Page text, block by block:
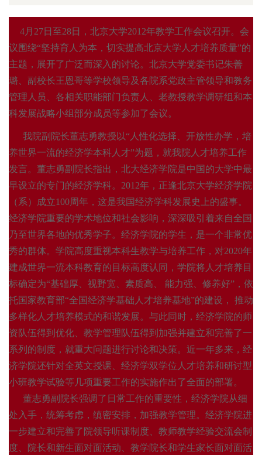
4月 27日至28日，北京大学2012年教学工作会议召开。会
议围绕“坚持育人为本，切实提高北京大学人才培养质量”的
主题，展开了广泛而深入的讨论。北京大学党委书记朱善
璐、副校长王恩哥等学校领导及各院系党政主管领导和教务
管理人员、各相关职能部门负责人、老教授教学调研组和本
科发展战略小组部分成员等参加了会议。
我院副院长董志勇教授以“人性化选择、开放性办学，培
养世界一流的经济学本科人才”为题，就我院人才培养工作
发言。董志勇副院长指出，北大经济学院是中国的大学中最
早设立的专门的经济学科。 2012年，正逢北京大学经济学院
（系）成立100周年，这是我国经济学科发展史上的盛事。
经济学院重要的学术地位和社会影响，深深吸引着来自全国
乃至世界各地的优秀学子。经济学院的学生，是一个非常优
秀的群体。学院高度重视本科生教学与培养工作，对2020年
建成世界一流本科教育的目标高度认同，学院将人才培养目
标确定为“基础厚、视野宽、素质高、 能力强、修养好”，依
托国家教育部“全国经济学基础人才培养基地”的建设， 推动
多样化人才培养模式的和谐发展。与此同时，经济学院的师
资队伍得到优化、教学管理队伍得到加强并建立和完善了一
系列的制度，就重大问题进行讨论和决策。近一年多来，经
济学院还针对全英文授课、经济学双学位人才培养和研讨型
小班教学试验等几项重要工作的实施作出了全面的部署。
董志勇副院长强调了日常工作的重要性，经济学院从细
处入手，统筹考虑，缜密安排，加强教学管理。经济学院进
一步建立和完善了院领导听课制度、教师教学经验交流会制
度、院长和新生面对面活动、教学院长和学生家长面对面活